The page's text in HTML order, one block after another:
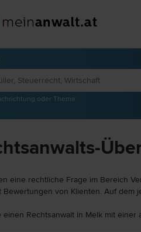
oder Thema
eine rechtliche Frage im Bereich
Bewertungen von Klienten. Auf dem
einen Rechtsanwalt in Melk mit